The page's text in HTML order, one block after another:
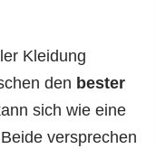
Kleidung
den bester
sich wie eine
versprechen